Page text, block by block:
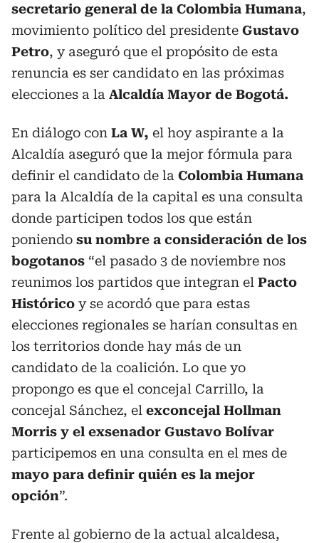
secretario general de la Colombia Humana,
movimiento político del presidente Gustavo
Petro, y aseguró que el propósito de esta
renuncia es ser candidato en las próximas
elecciones a la Alcaldía Mayor de Bogotá.
En diálogo con La W, el hoy aspirante a la
Alcaldía aseguró que la mejor fórmula para
definir el candidato de la Colombia Humana
para la Alcaldía de la capital es una consulta
donde participen todos los que están
poniendo su nombre a consideración de los
bogotanos “el pasado 3 de noviembre nos
reunimos los partidos que integran el Pacto
Histórico y se acordó que para estas
elecciones regionales se harían consultas en
los territorios donde hay más de un
candidato de la coalición. Lo que yo
propongo es que el concejal Carrillo, la
concejal Sánchez, el exconcejal Hollman
Morris y el exsenador Gustavo Bolívar
participemos en una consulta en el mes de
mayo para definir quién es la mejor
opción”.
Frente al gobierno de la actual alcaldesa,